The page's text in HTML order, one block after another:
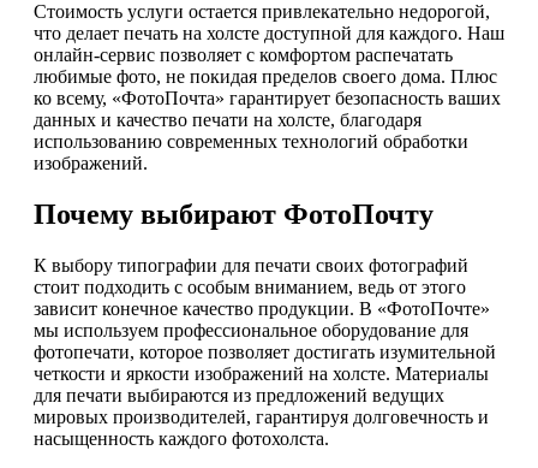
Стоимость услуги остается привлекательно недорогой,
что делает печать на холсте доступной для каждого. Наш
онлайн-сервис позволяет с комфортом распечатать
любимые фото, не покидая пределов своего дома. Плюс
ко всему, «ФотоПочта» гарантирует безопасность ваших
данных и качество печати на холсте, благодаря
использованию современных технологий обработки
изображений.
Почему выбирают ФотоПочту
К выбору типографии для печати своих фотографий
стоит подходить с особым вниманием, ведь от этого
зависит конечное качество продукции. В «ФотоПочте»
мы используем профессиональное оборудование для
фотопечати, которое позволяет достигать изумительной
четкости и яркости изображений на холсте. Материалы
для печати выбираются из предложений ведущих
мировых производителей, гарантируя долговечность и
насыщенность каждого фотохолста.